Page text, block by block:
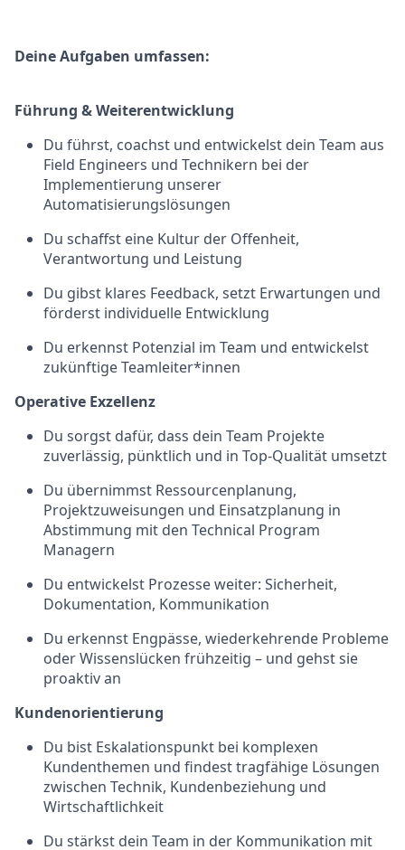
Deine Aufgaben umfassen:
Führung & Weiterentwicklung
Du führst, coachst und entwickelst dein Team aus
Field Engineers und Technikern bei der
Implementierung unserer
Automatisierungslösungen
Du schaffst eine Kultur der Offenheit,
Verantwortung und Leistung
Du gibst klares Feedback, setzt Erwartungen und
förderst individuelle Entwicklung
Du erkennst Potenzial im Team und entwickelst
zukünftige Teamleiter*innen
Operative Exzellenz
Du sorgst dafür, dass dein Team Projekte
zuverlässig, pünktlich und in Top-Qualität umsetzt
Du übernimmst Ressourcenplanung,
Projektzuweisungen und Einsatzplanung in
Abstimmung mit den Technical Program
Managern
Du entwickelst Prozesse weiter: Sicherheit,
Dokumentation, Kommunikation
Du erkennst Engpässe, wiederkehrende Probleme
oder Wissenslücken frühzeitig – und gehst sie
proaktiv an
Kundenorientierung
Du bist Eskalationspunkt bei komplexen
Kundenthemen und findest tragfähige Lösungen
zwischen Technik, Kundenbeziehung und
Wirtschaftlichkeit
Du stärkst dein Team in der Kommunikation mit